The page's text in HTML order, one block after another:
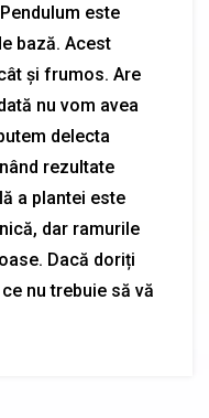
este
bază. Acest
și frumos. Are
nu vom avea
delecta
rezultate
a plantei este
dar ramurile
Dacă doriți
nu trebuie să vă